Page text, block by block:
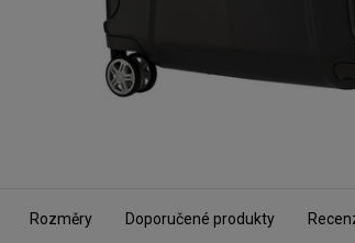
Rozměry Doporučené produkty